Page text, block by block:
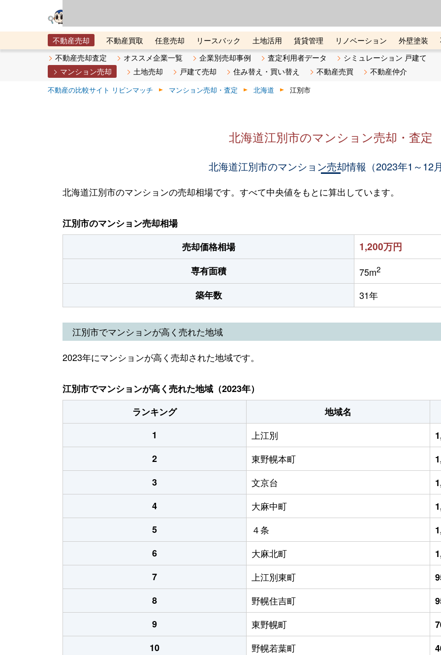
不動産売却 不動産買取 任意売却 リースバック 土地活用 賃貸管理 リノベーション 外壁塗装
メタ住宅展示場
ベスト不動産カンパニー オンライン講座 リビンマガジンBiz 不動産売却ご相談デスク
不動産売却査定 オススメ企業一覧 企業別売却事例 査定利用者データ
シミュレーション 戸建て
マンション売却
土地売却 戸建て売却 住み替え・買い替え 不動産売買 不動産仲介
不動産の比較サイト リビンマッチ マンション売却・査定 北海道 江別市
北海道江別市のマンション売却・査定
北海道江別市のマンション売却情報（2023年1～12月
北海道江別市のマンションの売却相場です。すべて中央値をもとに算出しています。
江別市のマンション売却相場
売却価格相場
1,200万円
専有面積 75m2
築年数 31年
江別市でマンションが高く売れた地域
2023年にマンションが高く売却された地域です。
江別市でマンションが高く売れた地域（2023年）
ランキング
地域名
1
上江別
2
東野幌本町
3
文京台
4
大麻中町
5
４条
6
大麻北町
7
上江別東町
8
野幌住吉町
9
東野幌町
10
野幌若葉町